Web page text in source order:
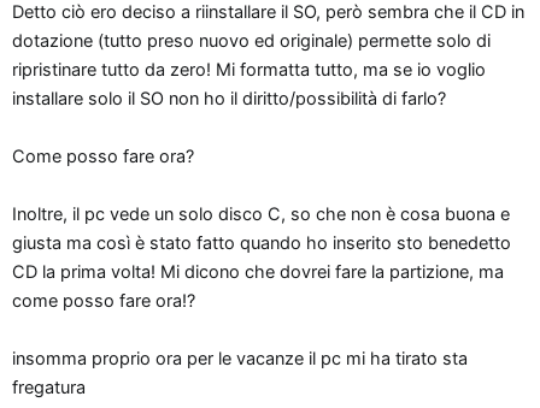
Detto ciò ero deciso a riinstallare il SO, però sembra che il CD in
dotazione (tutto preso nuovo ed originale) permette solo di
ripristinare tutto da zero! Mi formatta tutto, ma se io voglio
installare solo il SO non ho il diritto/possibilità di farlo?
Come posso fare ora?
Inoltre, il pc vede un solo disco C, so che non è cosa buona e
giusta ma così è stato fatto quando ho inserito sto benedetto
CD la prima volta! Mi dicono che dovrei fare la partizione, ma
come posso fare ora!?
insomma proprio ora per le vacanze il pc mi ha tirato sta
fregatura